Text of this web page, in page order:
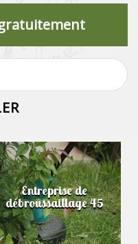
Entreprise de
débroussaillage 45